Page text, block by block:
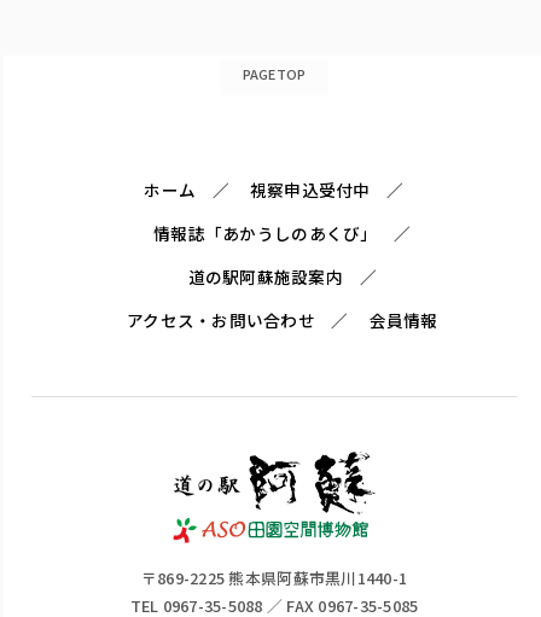
PAGETOP
ホーム
視察申込受付中
情報誌「あかうしのあくび」
道の駅阿蘇施設案内
アクセス・お問い合わせ
会員情報
〒869-2225 熊本県阿蘇市黒川1440-1
TEL 0967-35-5088 ／ FAX 0967-35-5085